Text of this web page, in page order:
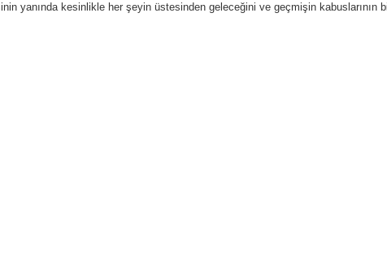
yanında kesinlikle her şeyin üstesinden geleceğini ve geçmişin kabuslarının